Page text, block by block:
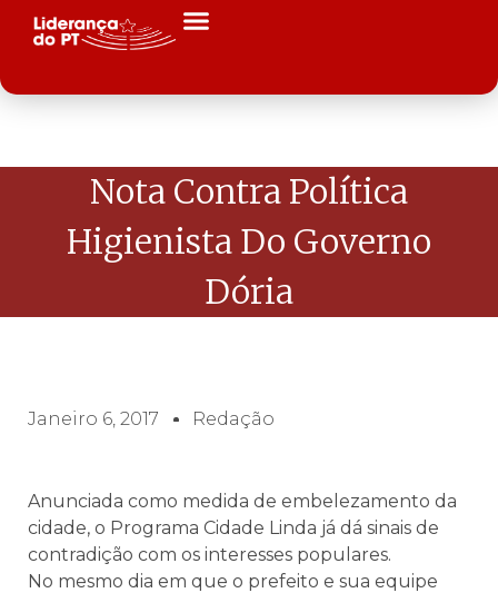
Nota Contra Política
Higienista Do Governo
Dória
Janeiro 6, 2017 Redação
Anunciada como medida de embelezamento da
cidade, o Programa Cidade Linda já dá sinais de
contradição com os interesses populares.
No mesmo dia em que o prefeito e sua equipe